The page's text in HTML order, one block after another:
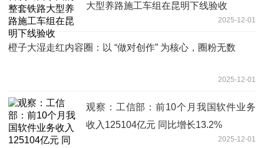
大型养路施工车组在昆明下线验收
2025-12-01
橙子大湿走红内容圈：以 “做对创作” 为核心，圈粉无数
2025-12-01
观察：工信部：前10个月我国软件业务
收入125104亿元 同比增长13.2%
2025-12-01